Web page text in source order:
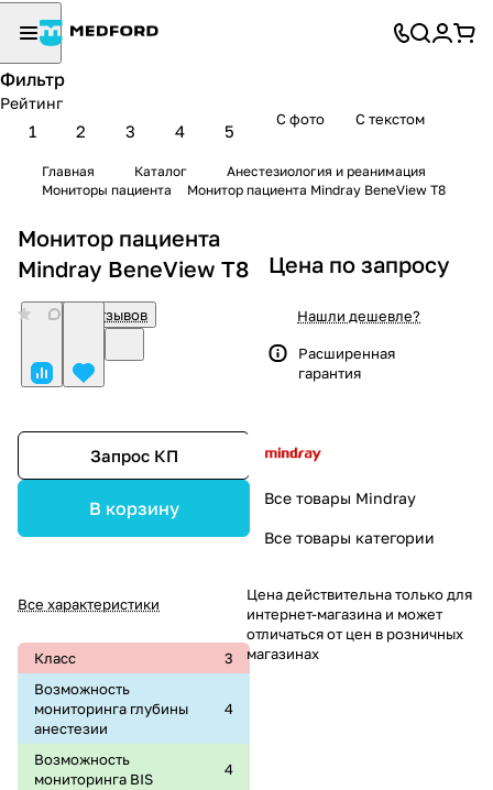
Фильтр
Рейтинг
1 2 3 4 5
С фото С текстом
Главная Каталог
Анестезиология и реанимация
Мониторы пациента
Монитор пациента Mindray BeneView T8
Монитор пациента
Mindray BeneView T8
Нет отзывов
Запрос КП
В корзину
Все характеристики
Класс
3
Возможность
мониторинга глубины
анестезии
4
Возможность
мониторинга BIS
4
Цена по запросу
Нашли дешевле?
Расширенная
гарантия
Все товары Mindray
Все товары категории
Цена действительна только для
интернет-магазина и может
отличаться от цен в розничных
магазинах